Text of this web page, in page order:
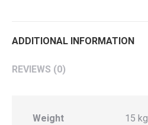
ADDITIONAL INFORMATION
REVIEWS (0)
Weight 15 kg